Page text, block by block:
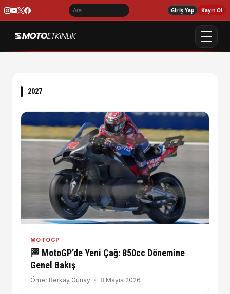
Giriş Yap Kayıt Ol
2027
MOTOGP
🏁 MotoGP’de Yeni Çağ: 850cc Dönemine
Genel Bakış
Ömer Berkay Günay 8 Mayıs 2026